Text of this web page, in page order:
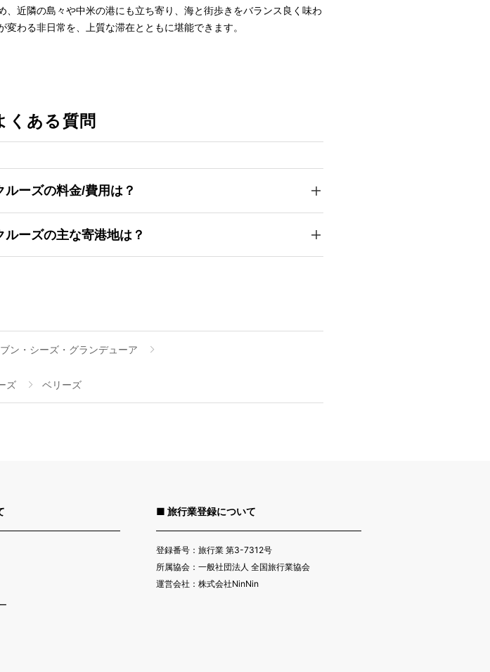
近隣の島々や中米の港にも立ち寄り、海と街歩きをバランス良く味わ
わる非日常を、上質な滞在とともに堪能できます。
くある質問
ーズの料金/費用は？
ーズの主な寄港地は？
ン・シーズ・グランデューア
ズ ベリーズ
■ 旅行業登録について
登録番号：旅行業 第3-7312号
所属協会：一般社団法人 全国旅行業協会
運営会社：株式会社NinNin